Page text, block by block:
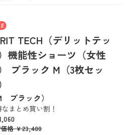
TECH（デリットテッ
機能性ショーツ（女性
ブラック M（3枚セッ
ブラック）
なまとめ買い割！
格￥23,400